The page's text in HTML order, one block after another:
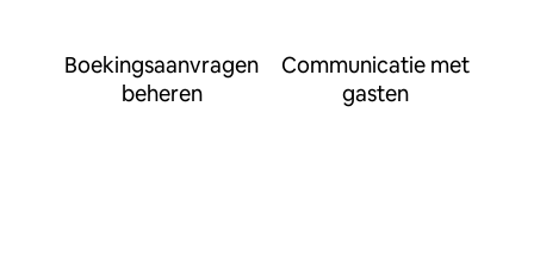
Boekingsaanvragen
beheren
Communicatie met
gasten